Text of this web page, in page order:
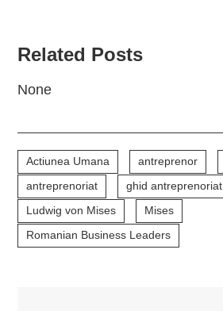
Related Posts
None
Actiunea Umana antreprenor
antreprenoriat
ghid antreprenoriat
Ludwig von Mises
Mises
Romanian Business Leaders